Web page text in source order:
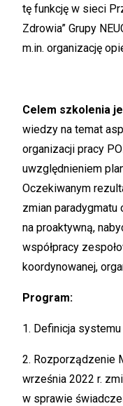
tę funkcję w sieci
Zdrowia” Grupy
m.in. organizację
Celem szkolenia
wiedzy na temat
organizacji pracy
uwzględnieniem
Oczekiwanym
zmian
na proaktywną,
współpracy
koordynowanej,
Program:
1. Definicja
2. Rozporządzenie
września 2022 r.
w sprawie